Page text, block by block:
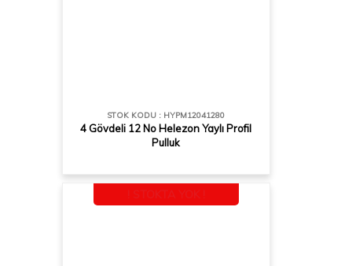
STOK KODU : HYPM12041280
4 Gövdeli 12 No Helezon Yaylı Profil
Pulluk